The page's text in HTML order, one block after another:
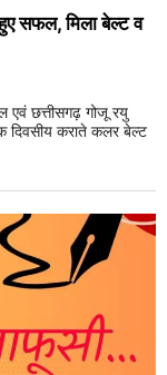
सफल, मिला बेल्ट व
एवं छत्तीसगढ़ गोजू रयु
दिवसीय कराते कलर बेल्ट